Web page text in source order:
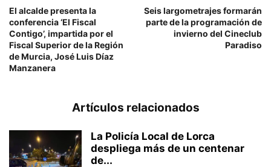
El alcalde presenta la
conferencia ‘El Fiscal
Contigo’, impartida por el
Fiscal Superior de la Región
de Murcia, José Luis Díaz
Manzanera
Seis largometrajes formarán
parte de la programación de
invierno del Cineclub
Paradiso
Artículos relacionados
La Policía Local de Lorca
despliega más de un centenar
de...